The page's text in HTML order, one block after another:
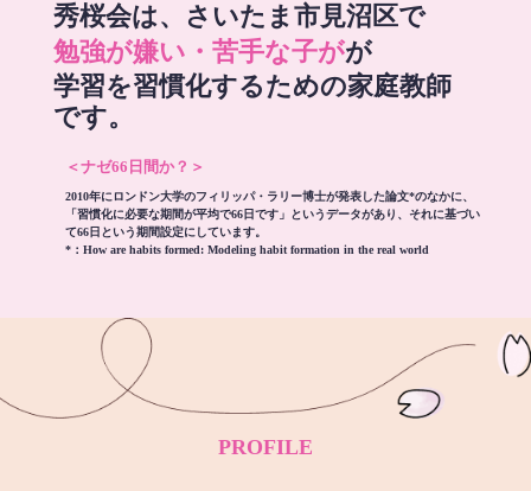
秀桜会は、さいたま市見沼区で
勉強が嫌い・苦手な子がが
学習を習慣化するための家庭教師
です。
＜ナゼ66日間か？＞
2010年にロンドン大学のフィリッパ・ラリー博士が発表した論文*のなかに、
「習慣化に必要な期間が平均で66日です」というデータがあり、それに基づい
て66日という期間設定にしています。
*： How are habits formed: Modeling habit formation in the real world
PROFILE